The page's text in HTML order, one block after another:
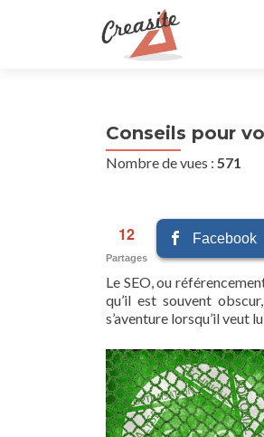
Conseils pour
Nombre de vues : 571
12
Partages
Facebook
Le SEO, ou
qu’il est souvent
s’aventure lorsqu’il veut